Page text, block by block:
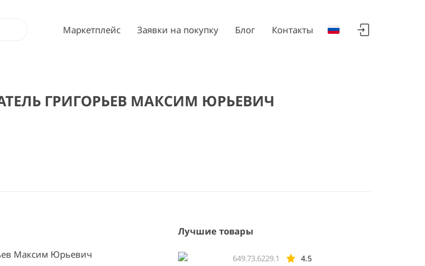
Маркетплейс Заявки на покупку Блог Контакты
ГРИГОРЬЕВ МАКСИМ ЮРЬЕВИЧ
Максим Юрьевич
Лучшие товары
649.73.6229.1 4.5